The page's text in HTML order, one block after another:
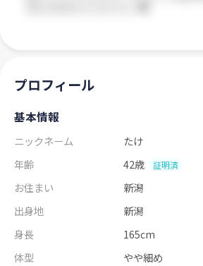
プロフィール
基本情報
ニックネーム
たけ
年齢
42歳 証明済
お住まい
新潟
出身地
新潟
身長
165cm
体型
やや細め